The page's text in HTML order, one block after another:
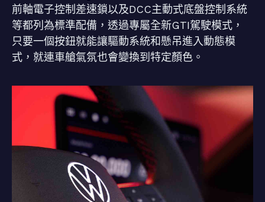
前軸電子控制差速鎖以及DCC主動式底盤控制系統
等都列為標準配備，透過專屬全新GTI駕駛模式，
只要一個按鈕就能讓驅動系統和懸吊進入動態模
式，就連車艙氣氛也會變換到特定顏色。